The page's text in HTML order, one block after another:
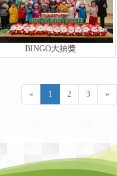
BINGO大抽獎
« 1 2 3 »